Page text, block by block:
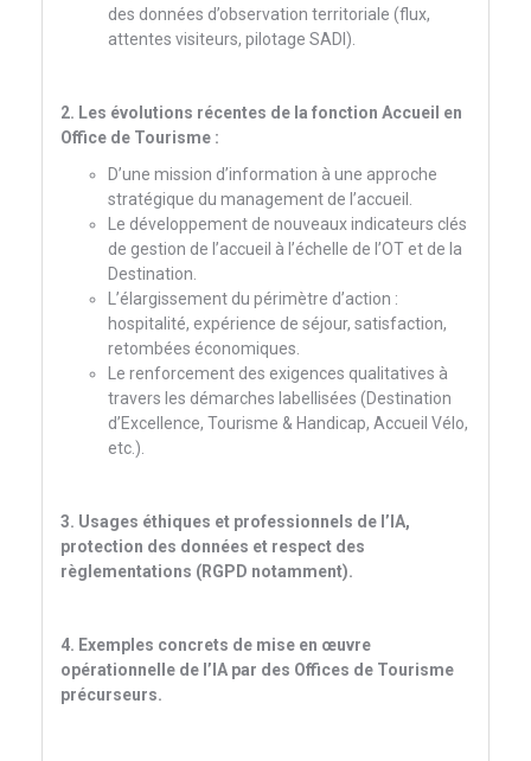
des données d’observation territoriale (flux,
attentes visiteurs, pilotage SADI).
2. Les évolutions récentes de la fonction Accueil en
Office de Tourisme :
D’une mission d’information à une approche
stratégique du management de l’accueil.
Le développement de nouveaux indicateurs clés
de gestion de l’accueil à l’échelle de l’OT et de la
Destination.
L’élargissement du périmètre d’action :
hospitalité, expérience de séjour, satisfaction,
retombées économiques.
Le renforcement des exigences qualitatives à
travers les démarches labellisées (Destination
d’Excellence, Tourisme & Handicap, Accueil Vélo,
etc.).
3. Usages éthiques et professionnels de l’IA,
protection des données et respect des
règlementations (RGPD notamment).
4. Exemples concrets de mise en œuvre
opérationnelle de l’IA par des Offices de Tourisme
précurseurs.